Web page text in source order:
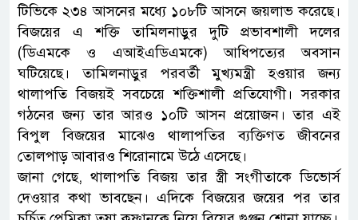
টিভিকে ২৩৪ আসনের মধ্যে ১০৮টি আসনে জয়লাভ করেছে।
বিজয়ের এ শক্তি তামিলনাড়ুর দুটি প্রভাবশালী দলের
(ডিএমকে ও এআইএডিএমকে) আধিপত্যের অবসান
ঘটিয়েছে। তামিলনাড়ুর পরবর্তী মুখ্যমন্ত্রী হওয়ার জন্য
থালাপতি বিজয়ই সবচেয়ে শক্তিশালী প্রতিযোগী। সরকার
গঠনের জন্য তার আরও ১০টি আসন প্রয়োজন। তার এই
বিপুল বিজয়ের মাঝেও থালাপতির ব্যক্তিগত জীবনের
তোলপাড় আবারও শিরোনামে উঠে এসেছে।
জানা গেছে, থালাপতি বিজয় তার স্ত্রী সংগীতাকে ডিভোর্স
দেওয়ার কথা ভাবছেন। এদিকে বিজয়ের জয়ের পর তার